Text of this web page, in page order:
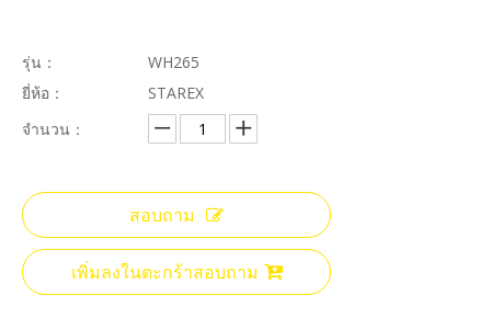
รุ่น：
WH265
ยี่ห้อ：
STAREX
จำนวน：
สอบถาม
เพิ่มลงในตะกร้าสอบถาม